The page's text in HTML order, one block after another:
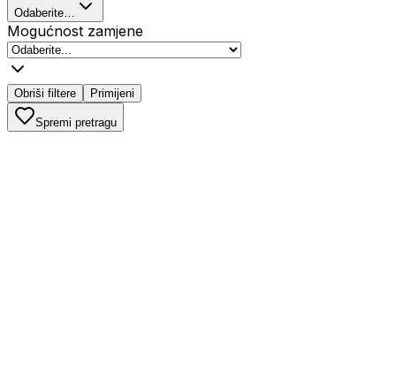
Odaberite…
Mogućnost zamjene
Obriši filtere Primijeni
Spremi pretragu